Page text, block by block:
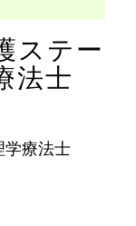
ステー
法士
学療法士